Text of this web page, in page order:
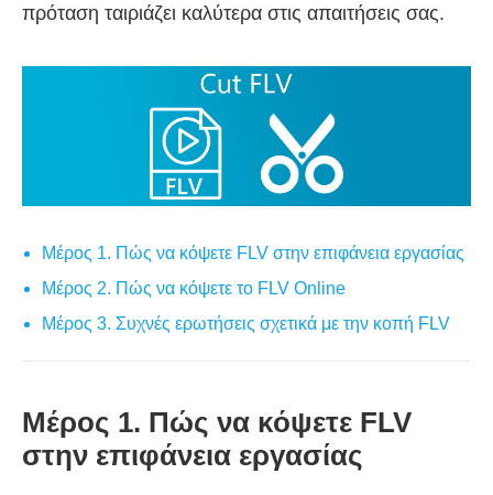
πρόταση ταιριάζει καλύτερα στις απαιτήσεις σας.
Μέρος 1. Πώς να κόψετε FLV στην επιφάνεια εργασίας
Μέρος 2. Πώς να κόψετε το FLV Online
Μέρος 3. Συχνές ερωτήσεις σχετικά με την κοπή FLV
Μέρος 1. Πώς να κόψετε FLV
στην επιφάνεια εργασίας